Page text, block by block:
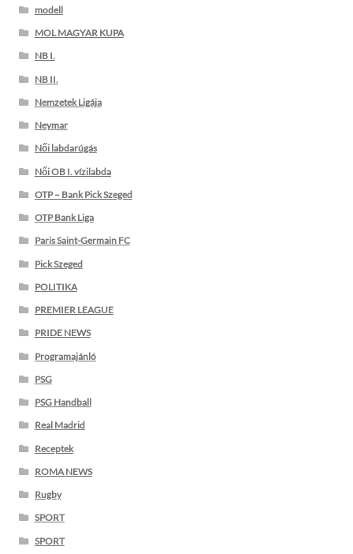
modell
MOL MAGYAR KUPA
NB I.
NB II.
Nemzetek Ligája
Neymar
Női labdarúgás
Női OB I. vízilabda
OTP – Bank Pick Szeged
OTP Bank Liga
Paris Saint-Germain FC
Pick Szeged
POLITIKA
PREMIER LEAGUE
PRIDE NEWS
Programajánló
PSG
PSG Handball
Real Madrid
Receptek
ROMA NEWS
Rugby
SPORT
SPORT